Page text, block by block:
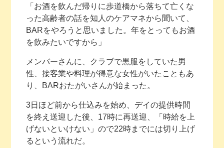
「お酒を飲んだ帰りに歩道橋から落ちて亡くな
った高齢者の話を知人のケアマネから聞いて、
BARをやろうと思いました。年をとってもお酒
を飲みたいですから」
メンバーさんに、クラブで黒服をしていた男
性、接客業や料理が得意な女性がいたこともあ
り、BARおたがいさんが始まった。
3日ほど前から仕込みを始め、デイの提供時間
を終え送迎した後、17時に再送迎、「時給を上
げないといけない」ので22時までには切り上げ
るという流れだ。